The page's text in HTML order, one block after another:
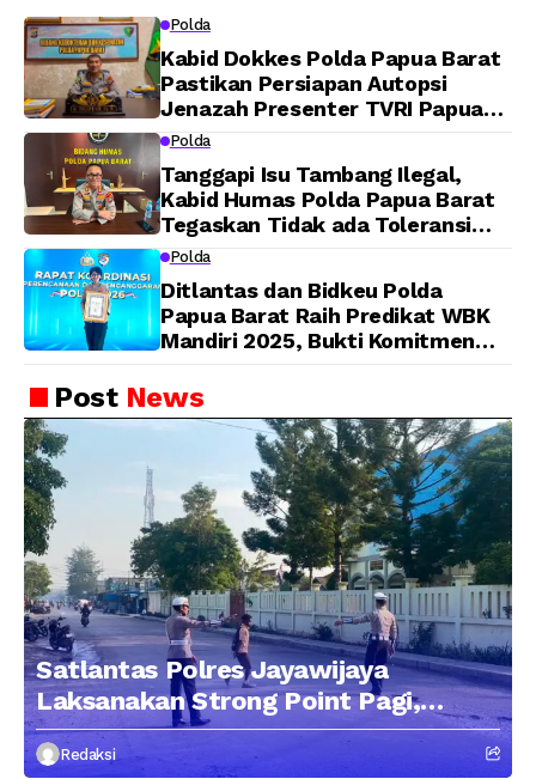
Polda
Kabid Dokkes Polda Papua Barat
Pastikan Persiapan Autopsi
Jenazah Presenter TVRI Papua
Barat Yanto Idorway Telah
Dijadwalkan Kamis
Polda
Tanggapi Isu Tambang Ilegal,
Kabid Humas Polda Papua Barat
Tegaskan Tidak ada Toleransi
bagi Oknum Anggota
Polda
Ditlantas dan Bidkeu Polda
Papua Barat Raih Predikat WBK
Mandiri 2025, Bukti Komitmen
Berintegritas
PostNews
Satlantas Polres Jayawijaya
Laksanakan Strong Point Pagi,
Edukasi Pengendara dengan
Pendekatan Humanis
Redaksi